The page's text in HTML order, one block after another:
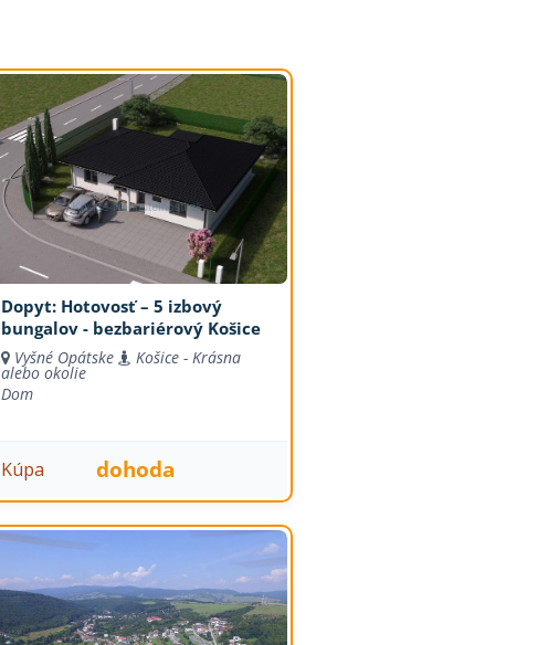
Dopyt: Hotovosť – 5 izbový
bungalov - bezbariérový Košice
Vyšné Opátske Košice - Krásna
alebo okolie
Dom
Kúpa dohoda